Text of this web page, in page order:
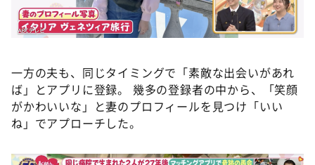
一方の夫も、同じタイミングで「素敵な出会いがあれ
ば」とアプリに登録。 幾多の登録者の中から、「笑顔
がかわいいな」と妻のプロフィールを見つけ「いい
ね」でアプローチした。